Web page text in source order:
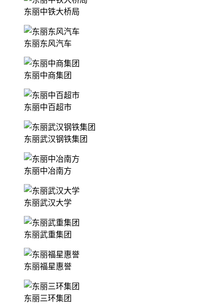
东丽中铁大桥局
东丽东风汽车
东丽中商集团
东丽中百超市
东丽武汉钢铁集团
东丽中冶南方
东丽武汉大学
东丽武重集团
东丽福星惠誉
东丽三环集团